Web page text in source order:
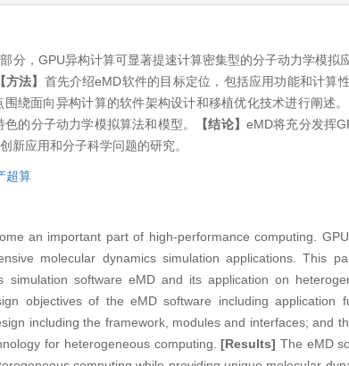
分，GPU异构计算可显著提速计算密集型的分子动力学模拟
【方法】 首先介绍eMD软件的目标定位，包括应用功能和计算
绕面向异构计算的软件架构设计和移植优化技术进行阐述。
的分子动力学模拟算法和模型。
【结论】 eMD将充分发挥
新应用和分子科学问题的研究。
超算
an important part of high-performance computing.
molecular dynamics simulation applications. This
software eMD and its application on
objectives of the eMD software including application
including the framework, modules and interfaces; and
for heterogeneous computing.[Results] The eMD